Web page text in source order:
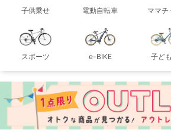
子供乗せ 電動自転車 ママチ
スポーツ e-BIKE 子ど